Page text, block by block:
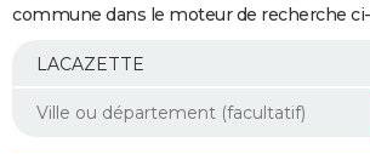
Essais
Réserver un essai
Citadines
Berlines
SUV
Forum auto
+
Mobiles
Meilleur smartphone
Internet
Ordinateurs
Jeux vidéo
Guide high-tech
Aménagement intérieur
commune dans le moteur de recherche